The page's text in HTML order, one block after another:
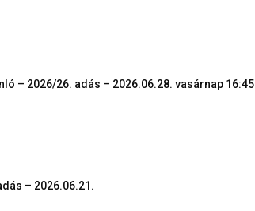
– 2026/26. adás – 2026.06.28. vasárnap 16:45
– 2026.06.21.